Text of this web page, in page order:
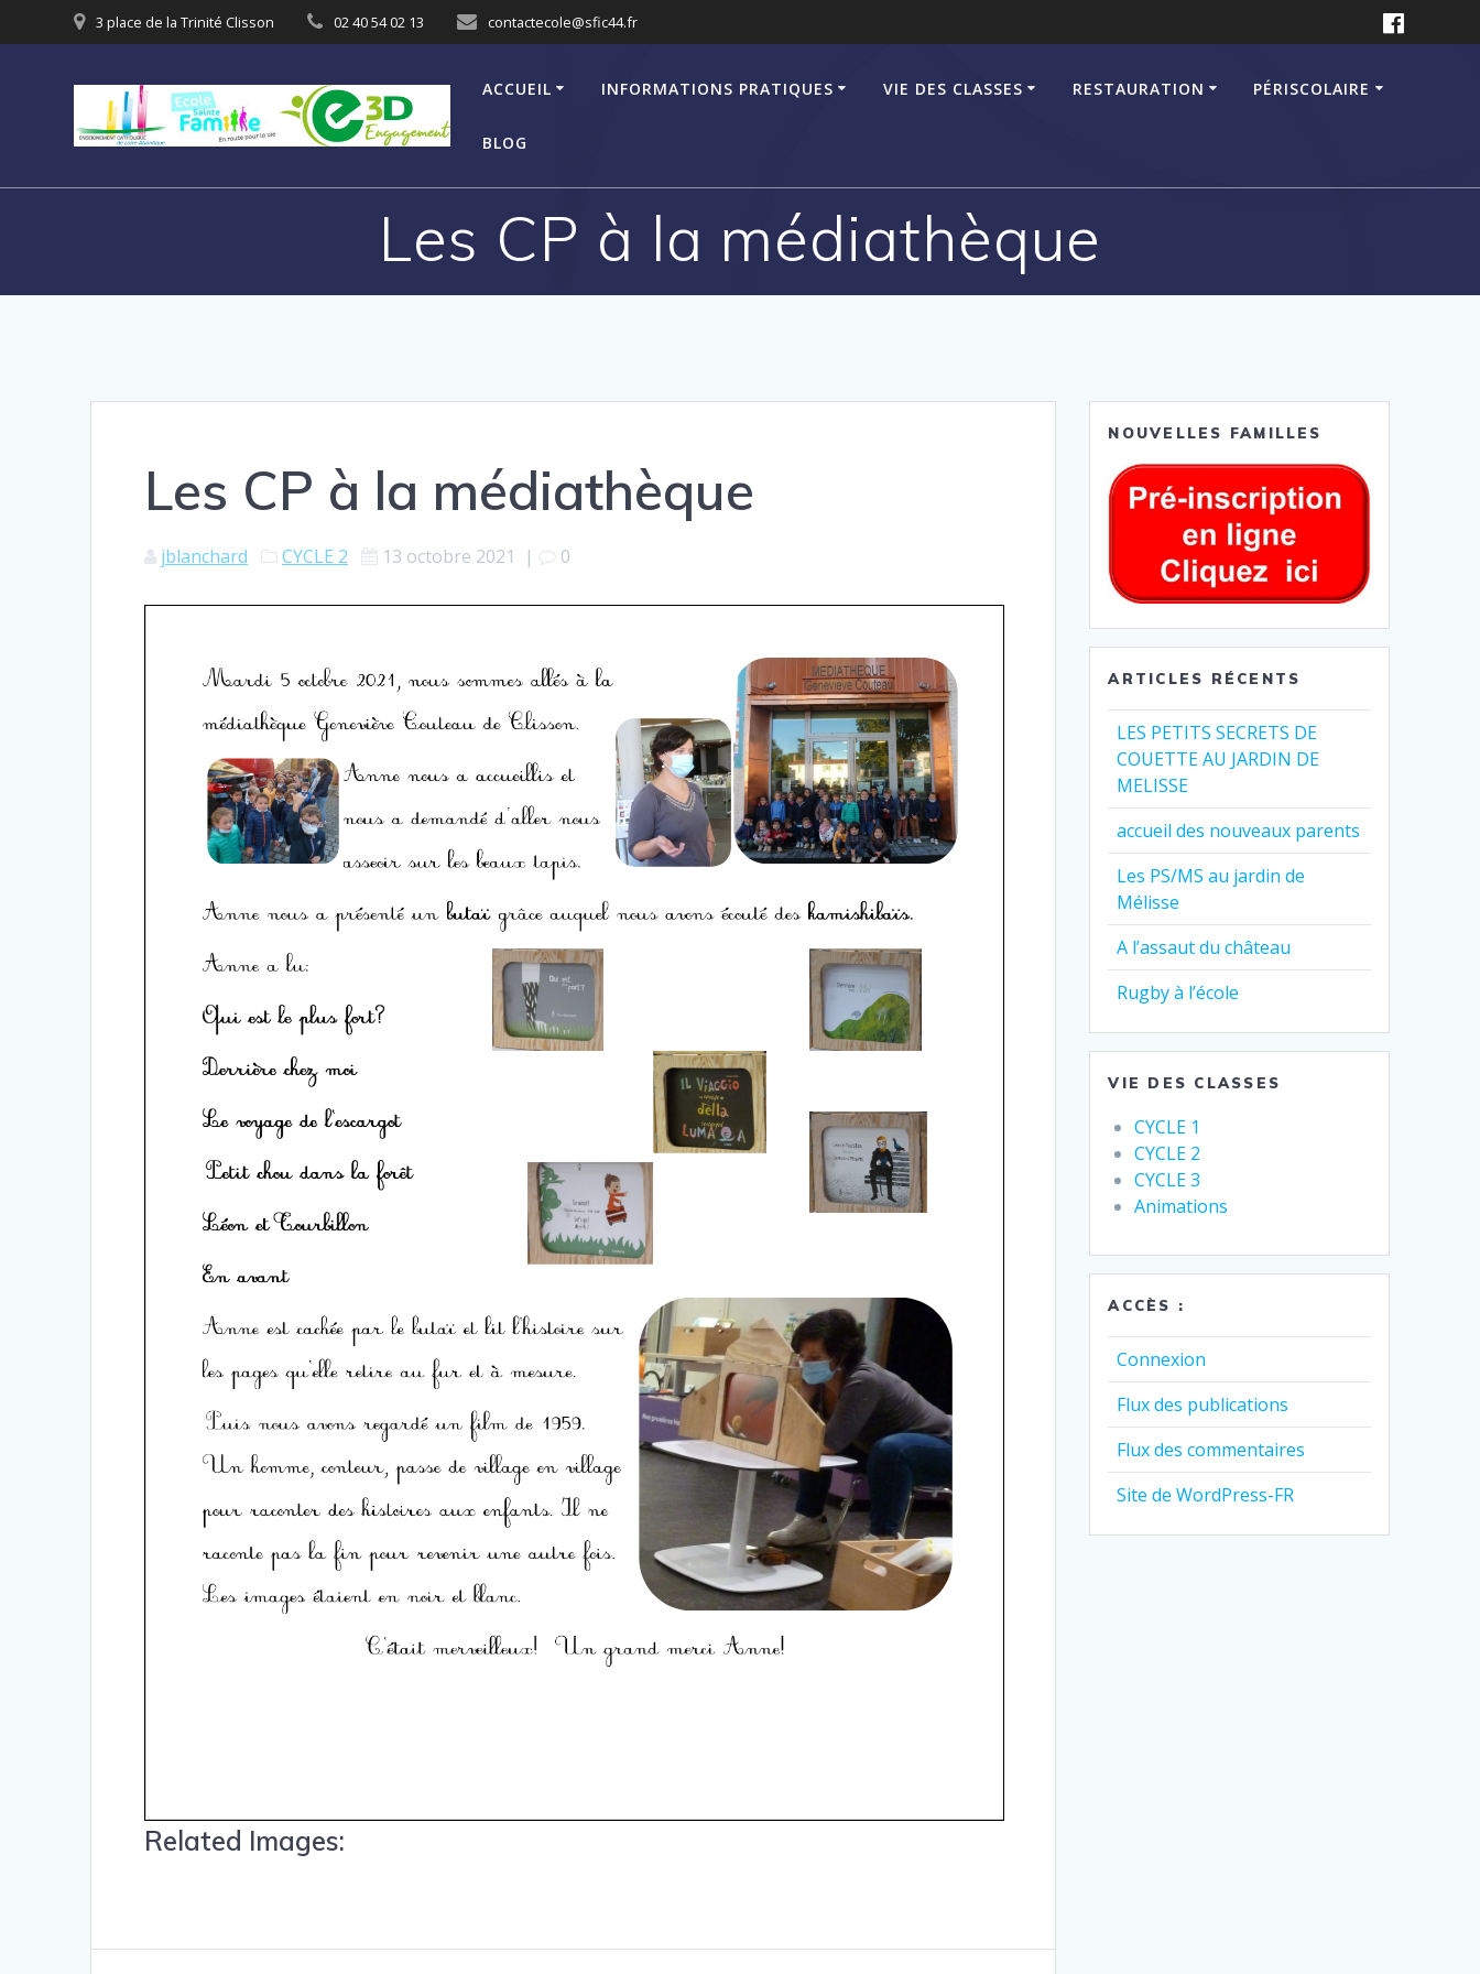
3 place de la Trinité Clisson 02 40 54 02 13 contactecole@sfic44.fr
ACCUEIL INFORMATIONS PRATIQUES VIE DES CLASSES RESTAURATION PÉRISCOLAIRE
BLOG
Les CP à la médiathèque
Les CP à la médiathèque
jblanchard CYCLE 2 13 octobre 2021 | 0
Related Images:
NOUVELLES FAMILLES
ARTICLES RÉCENTS
LES PETITS SECRETS DE
COUETTE AU JARDIN DE
MELISSE
accueil des nouveaux parents
Les PS/MS au jardin de
Mélisse
A l’assaut du château
Rugby à l’école
VIE DES CLASSES
CYCLE 1
CYCLE 2
CYCLE 3
Animations
ACCÈS :
Connexion
Flux des publications
Flux des commentaires
Site de WordPress-FR